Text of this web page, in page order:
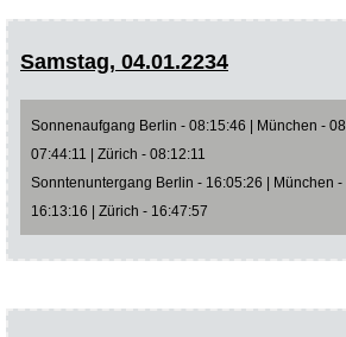
Samstag, 04.01.2234
Sonnenaufgang Berlin - 08:15:46 | München -
07:44:11 | Zürich - 08:12:11
Sonntenuntergang Berlin - 16:05:26 | München
16:13:16 | Zürich - 16:47:57